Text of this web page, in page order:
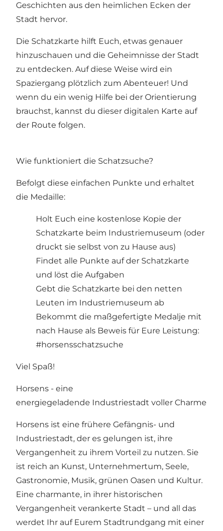
Geschichten aus den heimlichen Ecken der
Stadt hervor.
Die Schatzkarte hilft Euch, etwas genauer
hinzuschauen und die Geheimnisse der Stadt
zu entdecken. Auf diese Weise wird ein
Spaziergang plötzlich zum Abenteuer! Und
wenn du ein wenig Hilfe bei der Orientierung
brauchst, kannst du dieser digitalen Karte auf
der Route folgen.
Wie funktioniert die Schatzsuche?
Befolgt diese einfachen Punkte und erhaltet
die Medaille:
Holt Euch eine kostenlose Kopie der
Schatzkarte beim Industriemuseum (oder
druckt sie selbst von zu Hause aus)
Findet alle Punkte auf der Schatzkarte
und löst die Aufgaben
Gebt die Schatzkarte bei den netten
Leuten im Industriemuseum ab
Bekommt die maßgefertigte Medalje mit
nach Hause als Beweis für Eure Leistung:
#horsensschatzsuche
Viel Spaß!
Horsens - eine
energiegeladende Industriestadt voller Charme
Horsens ist eine frühere Gefängnis- und
Industriestadt, der es gelungen ist, ihre
Vergangenheit zu ihrem Vorteil zu nutzen. Sie
ist reich an Kunst, Unternehmertum, Seele,
Gastronomie, Musik, grünen Oasen und Kultur.
Eine charmante, in ihrer historischen
Vergangenheit verankerte Stadt – und all das
werdet Ihr auf Eurem Stadtrundgang mit einer